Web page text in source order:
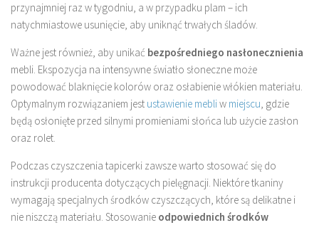
przynajmniej raz w tygodniu, a w przypadku plam – ich
natychmiastowe usunięcie, aby uniknąć trwałych śladów.
Ważne jest również, aby unikać bezpośredniego nasłonecznienia
mebli. Ekspozycja na intensywne światło słoneczne może
powodować blaknięcie kolorów oraz osłabienie włókien materiału.
Optymalnym rozwiązaniem jest ustawienie mebliw miejscu, gdzie
będą osłonięte przed silnymi promieniami słońca lub użycie zasłon
oraz rolet.
Podczas czyszczenia tapicerki zawsze warto stosować się do
instrukcji producenta dotyczących pielęgnacji. Niektóre tkaniny
wymagają specjalnych środków czyszczących, które są delikatne i
nie niszczą materiału. Stosowanie odpowiednich środków